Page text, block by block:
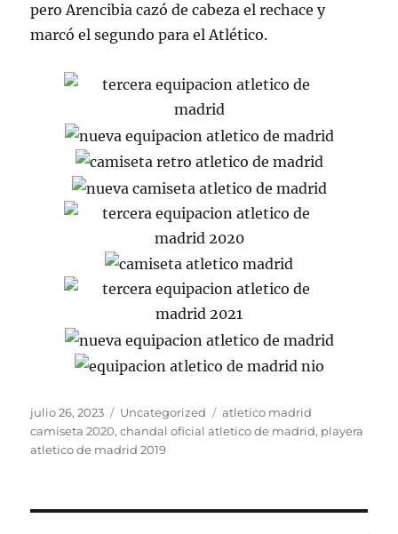
pero Arencibia cazó de cabeza el rechace y
marcó el segundo para el Atlético.
Publicado
el
julio 26, 2023 Categorías
Uncategorized Etiquetas
atletico madrid
camiseta 2020,chandal oficial atletico de madrid, playera
atletico de madrid 2019